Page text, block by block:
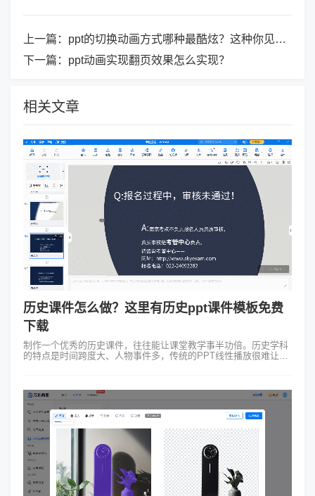
上一篇： ppt的切换动画方式哪种最酷炫？这种你见过吗？
下一篇： ppt动画实现翻页效果怎么实现？
相关文章
历史课件怎么做？这里有历史ppt课件模板免费
下载
制作一个优秀的历史课件，往往能让课堂教学事半功倍。历史学科
的特点是时间跨度大、人物事件多，传统的PPT线性播放很难让学